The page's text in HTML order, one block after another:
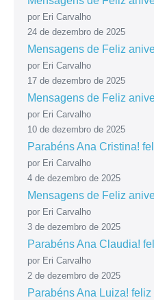
por Eri Carvalho
24 de dezembro de 2025
Mensagens de Feliz
por Eri Carvalho
17 de dezembro de 2025
Mensagens de Feliz
por Eri Carvalho
10 de dezembro de 2025
Parabéns Ana Cristina!
por Eri Carvalho
4 de dezembro de 2025
Mensagens de Feliz
por Eri Carvalho
3 de dezembro de 2025
Parabéns Ana Claudia!
por Eri Carvalho
2 de dezembro de 2025
Parabéns Ana Luiza!